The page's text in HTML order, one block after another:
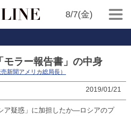
8/7(金)
モラー報告書」の中身
新聞アメリカ総局長）
2019/01/21
ア疑惑」に加担したか―ロシアのプ